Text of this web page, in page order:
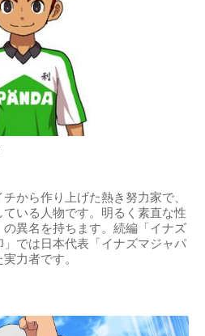
から作り上げた熱き努力家で、
いる人物です。明るく素直な性
異名を持ちます。続編「イナズ
では日本代表「イナズマジャパ
力者です。